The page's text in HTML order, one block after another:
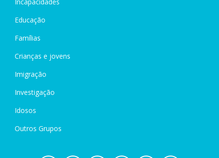
Educação
Famílias
Crianças e jovens
Imigração
Investigação
Idosos
Outros Grupos